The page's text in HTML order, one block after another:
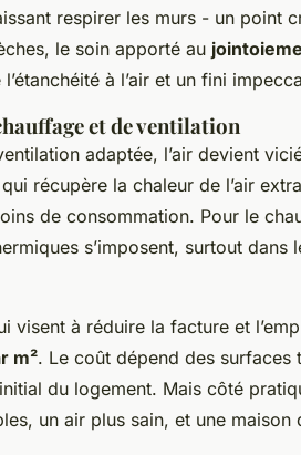
respirer les murs - un point
le soin apporté au
à l’air et un fini
et de ventilation
adaptée, l’air devient
récupère la chaleur de l’air
de consommation. Pour le
s’imposent, surtout dans
visent à réduire la facture et
m². Le coût dépend des surfaces
du logement. Mais côté
un air plus sain, et une